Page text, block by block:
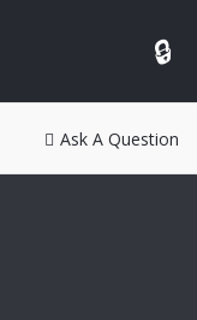
Ask A Question